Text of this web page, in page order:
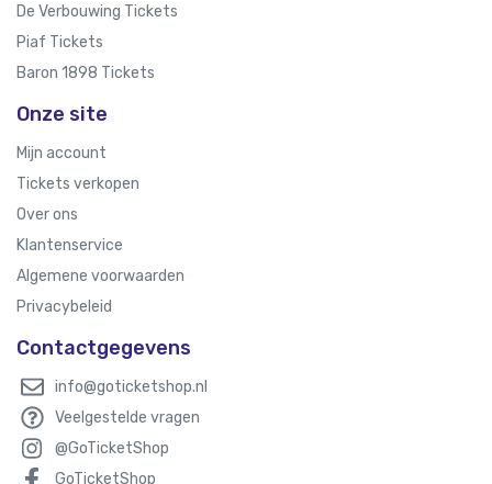
De Verbouwing Tickets
Piaf Tickets
Baron 1898 Tickets
Onze site
Mijn account
Tickets verkopen
Over ons
Klantenservice
Algemene voorwaarden
Privacybeleid
Contactgegevens
info@goticketshop.nl
Veelgestelde vragen
@GoTicketShop
GoTicketShop